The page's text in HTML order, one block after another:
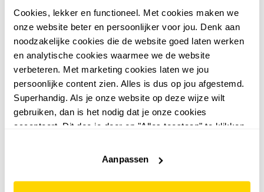
Cookies, lekker en functioneel. Met cookies maken we
onze website beter en persoonlijker voor jou. Denk aan
noodzakelijke cookies die de website goed laten werken
en analytische cookies waarmee we de website
verbeteren. Met marketing cookies laten we jou
persoonlijke content zien. Alles is dus op jou afgestemd.
Superhandig. Als je onze website op deze wijze wilt
gebruiken, dan is het nodig dat je onze cookies
accepteert. Dit doe je door op "Alles toestaan" te klikken.
website niet optimaal functioneert.
Aanpassen